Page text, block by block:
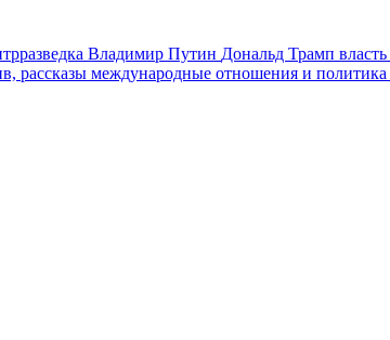
Владимир Путин Дональд Трамп власть
рассказы международные отношения и политика